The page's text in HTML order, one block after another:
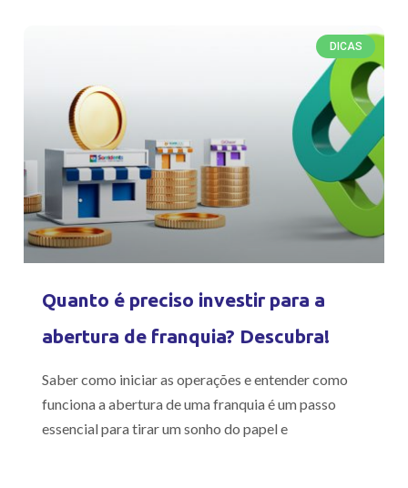
DICAS
Quanto é preciso investir para a
abertura de franquia? Descubra!
Saber como iniciar as operações e entender como
funciona a abertura de uma franquia é um passo
essencial para tirar um sonho do papel e